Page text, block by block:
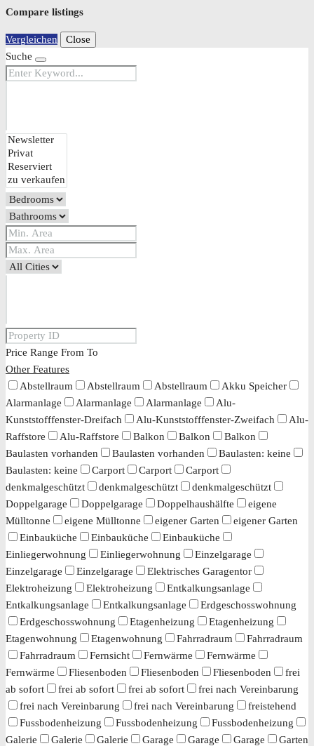
Compare listings
Vergleichen
Close
Suche
Price Range From To
Other Features
Abstellraum
Abstellraum Abstellraum
Akku Speicher
Alarmanlage
Alarmanlage Alarmanlage
Alu-
Kunststofffenster-Dreifach
Alu-Kunststofffenster-Zweifach
Alu-
Raffstore
Alu-Raffstore Balkon Balkon
Balkon
Baulasten vorhanden
Baulasten vorhanden
Baulasten: keine
Baulasten: keine
Carport Carport
Carport
denkmalgeschützt
denkmalgeschützt
denkmalgeschützt
Doppelgarage
Doppelgarage Doppelhaushälfte
eigene
Mülltonne
eigene Mülltonne eigener Garten
eigener Garten
Einbauküche
Einbauküche
Einbauküche
Einliegerwohnung
Einliegerwohnung
Einzelgarage
Einzelgarage
Einzelgarage
Elektrisches Garagentor
Elektroheizung
Elektroheizung
Entkalkungsanlage
Entkalkungsanlage
Entkalkungsanlage
Erdgeschosswohnung
Erdgeschosswohnung
Etagenheizung
Etagenheizung
Etagenwohnung
Etagenwohnung Fahrradraum
Fahrradraum
Fahrradraum
Fernsicht Fernwärme
Fernwärme
Fernwärme
Fliesenboden Fliesenboden Fliesenboden
frei
ab sofort
frei ab sofort frei ab sofort
frei nach Vereinbarung
frei nach Vereinbarung
frei nach Vereinbarung
freistehend
Fussbodenheizung
Fussbodenheizung
Fussbodenheizung
Galerie
Galerie Galerie Garage Garage Garage
Garten